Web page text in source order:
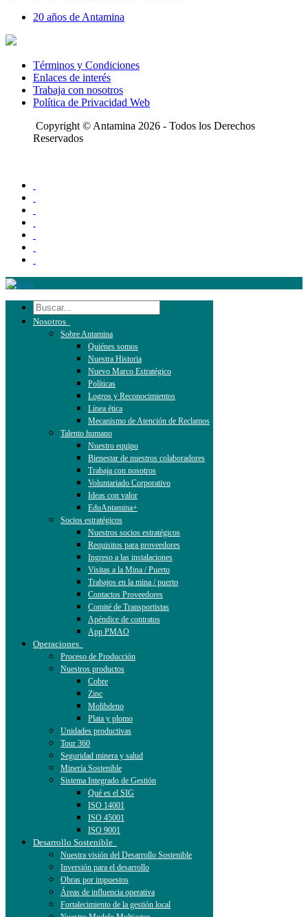
20 años de Antamina
Términos y Condiciones
Enlaces de interés
Trabaja con nosotros
Política de Privacidad Web
Copyright © Antamina 2026 - Todos los Derechos
Reservados
Nosotros
Sobre Antamina
Quiénes somos
Nuestra Historia
Nuevo Marco Estratégico
Políticas
Logros y Reconocimientos
Línea ética
Mecanismo de Atención de Reclamos
Talento humano
Nuestro equipo
Bienestar de nuestros colaboradores
Trabaja con nosotros
Voluntariado Corporativo
Ideas con valor
EduAntamina+
Socios estratégicos
Nuestros socios estratégicos
Requisitos para proveedores
Ingreso a las instalaciones
Visitas a la Mina / Puerto
Trabajos en la mina / puerto
Contactos Proveedores
Comité de Transportistas
Apéndice de contratos
App PMAO
Operaciones
Proceso de Producción
Nuestros productos
Cobre
Zinc
Molibdeno
Plata y plomo
Unidades productivas
Tour 360
Seguridad minera y salud
Minería Sostenible
Sistema Integrado de Gestión
Qué es el SIG
ISO 14001
ISO 45001
ISO 9001
Desarrollo Sostenible
Nuestra visión del Desarrollo Sostenible
Inversión para el desarrollo
Obras por impuestos
Áreas de influencia operativa
Fortalecimiento de la gestión local